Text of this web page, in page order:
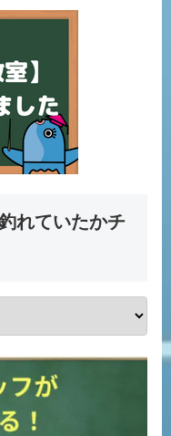
れていたかチ